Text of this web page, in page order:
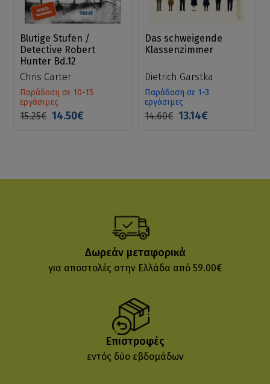
Blutige Stufen /
Detective Robert
Hunter Bd.12
Chris Carter
Παράδοση σε 10-15
εργάσιμες
15.25€ 14.50€
Das schweigende
Klassenzimmer
Dietrich Garstka
Παράδοση σε 1-3
εργάσιμες
14.60€ 13.14€
Δωρεάν μεταφορικά
για αποστολές στην Ελλάδα από 59.00€
Επιστροφές
εντός δύο εβδομάδων